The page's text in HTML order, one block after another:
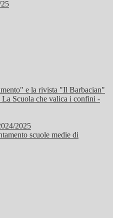
e la rivista "Il Barbacian"
La Scuola che valica i confini -
2025
scuole medie di